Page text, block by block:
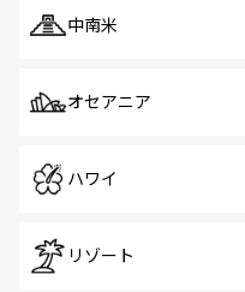
中南米
オセアニア
ハワイ
リゾート